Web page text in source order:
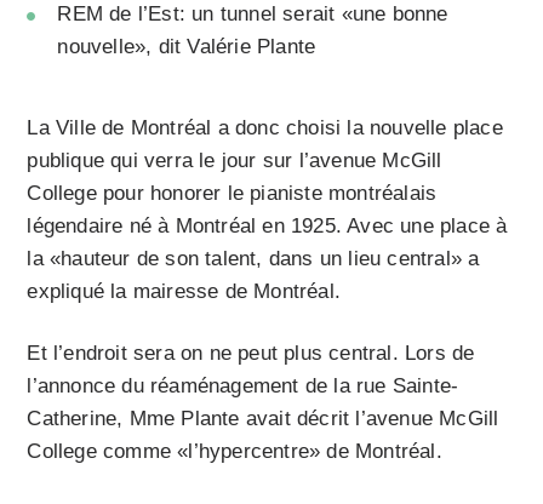
REM de l’Est: un tunnel serait «une bonne
nouvelle», dit Valérie Plante
La Ville de Montréal a donc choisi la nouvelle place
publique qui verra le jour sur l’avenue McGill
College pour honorer le pianiste montréalais
légendaire né à Montréal en 1925. Avec une place à
la «hauteur de son talent, dans un lieu central» a
expliqué la mairesse de Montréal.
Et l’endroit sera on ne peut plus central. Lors de
l’annonce du réaménagement de la rue Sainte-
Catherine, Mme Plante avait décrit l’avenue McGill
College comme «l’hypercentre» de Montréal.